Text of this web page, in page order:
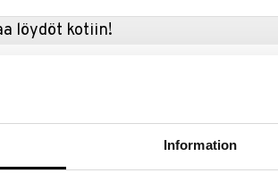
Information
löydöt kotiin!